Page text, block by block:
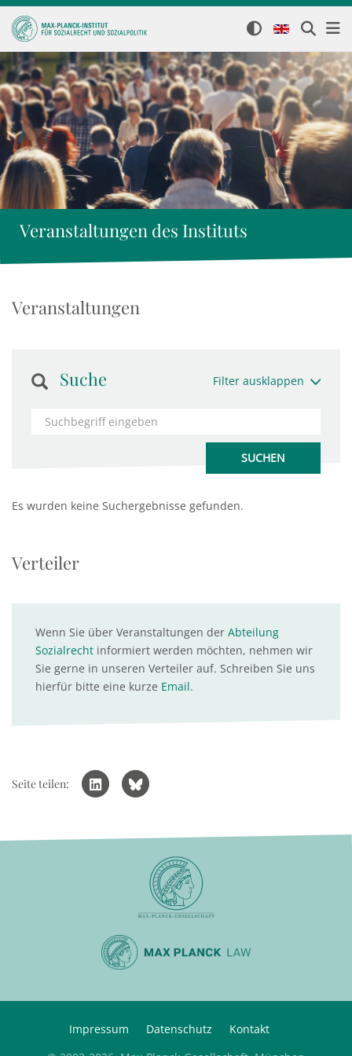
Veranstaltungen des Instituts
Veranstaltungen
Suche Filter ausklappen
Es wurden keine Suchergebnisse gefunden.
Verteiler
Wenn Sie über Veranstaltungen der Abteilung
Sozialrecht informiert werden möchten, nehmen wir
Sie gerne in unseren Verteiler auf. Schreiben Sie uns
hierfür bitte eine kurze Email.
Seite teilen:
Impressum Datenschutz
Kontakt